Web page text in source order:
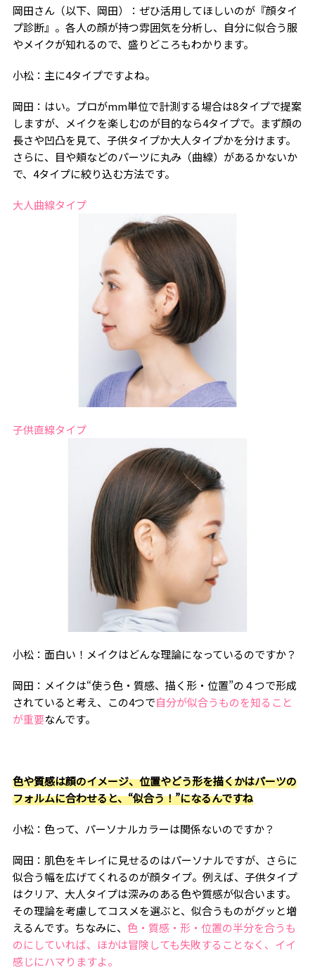
岡田さん（以下、岡田）：ぜひ活用してほしいのが『顔タイ
プ診断』。各人の顔が持つ雰囲気を分析し、自分に似合う服
やメイクが知れるので、盛りどころもわかります。
小松：主に4タイプですよね。
岡田：はい。プロがmm単位で計測する場合は8タイプで提案
しますが、メイクを楽しむのが目的なら4タイプで。まず顔の
長さや凹凸を見て、子供タイプか大人タイプかを分けます。
さらに、目や頬などのパーツに丸み（曲線）があるかないか
で、4タイプに絞り込む方法です。
大人曲線タイプ
子供直線タイプ
小松：面白い！メイクはどんな理論になっているのですか？
岡田：メイクは“使う色・質感、描く形・位置”の４つで形成
されていると考え、この4つで自分が似合うものを知ること
が重要なんです。
色や質感は顔のイメージ、位置やどう形を描くかはパーツの
フォルムに合わせると、“似合う！”になるんですね
小松：色って、パーソナルカラーは関係ないのですか？
岡田：肌色をキレイに見せるのはパーソナルですが、さらに
似合う幅を広げてくれるのが顔タイプ。例えば、子供タイプ
はクリア、大人タイプは深みのある色や質感が似合います。
その理論を考慮してコスメを選ぶと、似合うものがグッと増
えるんです。ちなみに、 色・質感・形・位置の半分を合うも
のにしていれば、ほかは冒険しても失敗することなく、イイ
感じにハマりますよ。